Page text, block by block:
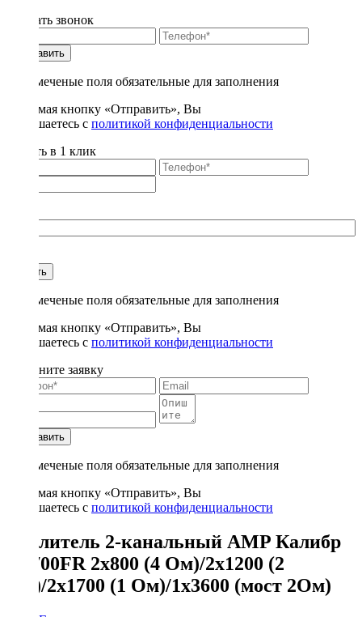
Заказать звонок
Отправить
* - отмеченые поля обязательные для заполнения
Нажимая кнопку «Отправить», Вы
соглашаетесь с политикой конфиденциальности
Купить в 1 клик
Купить
* - отмеченые поля обязательные для заполнения
Нажимая кнопку «Отправить», Вы
соглашаетесь с политикой конфиденциальности
Заполните заявку
Отправить
* - отмеченые поля обязательные для заполнения
Нажимая кнопку «Отправить», Вы
соглашаетесь с политикой конфиденциальности
Усилитель 2-канальный AMP Калибр
2.1700FR 2x800 (4 Ом)/2x1200 (2
Ом)/2x1700 (1 Ом)/1x3600 (мост 2Ом)